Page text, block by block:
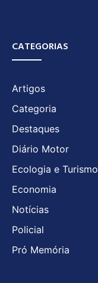
CATEGORIAS
Artigos
Categoria
Destaques
Diário Motor
Ecologia e Turismo
Economia
Notícias
Policial
Pró Memória